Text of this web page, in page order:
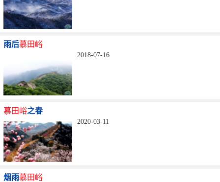
雨后慕田峪
2018-07-16
慕田峪之春
2020-03-11
烟雨慕田峪